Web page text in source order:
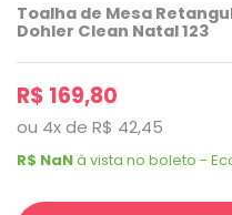
Toalha de Mesa
Dohler Clean Natal 123
R$ 169,80
ou 4xde R$ 42,45
R$ NaNà vista no boleto -